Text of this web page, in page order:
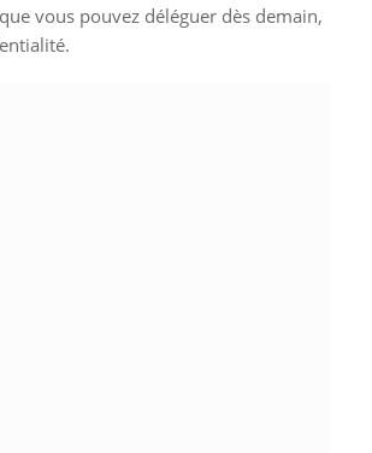
vous pouvez déléguer dès demain,